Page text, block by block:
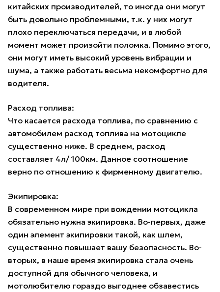
китайских производителей, то иногда они могут
быть довольно проблемными, т.к. у них могут
плохо переключаться передачи, и в любой
момент может произойти поломка. Помимо этого,
они могут иметь высокий уровень вибрации и
шума, а также работать весьма некомфортно для
водителя.
Расход топлива:
Что касается расхода топлива, по сравнению с
автомобилем расход топлива на мотоцикле
существенно ниже. В среднем, расход
составляет 4л/ 100км. Данное соотношение
верно по отношению к фирменному двигателю.
Экипировка:
В современном мире при вождении мотоцикла
обязательно нужна экипировка. Во-первых, даже
один элемент экипировки такой, как шлем,
существенно повышает вашу безопасность. Во-
вторых, в наше время экипировка стала очень
доступной для обычного человека, и
мотолюбителю гораздо выгоднее обзавестись